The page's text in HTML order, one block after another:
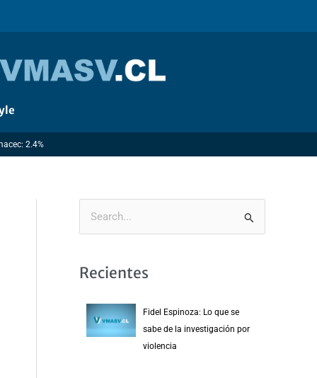
2.4%
Recientes
Fidel Espinoza: Lo que se
sabe de la investigación por
violencia